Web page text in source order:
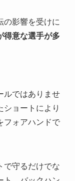
の影響を受けに
得意な選手が多
ルではありませ
ショートにより
フォアハンドで
で守るだけでな